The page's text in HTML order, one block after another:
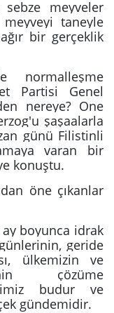
sebze meyveler
meyveyi taneyle
bir gerçeklik
normalleşme
Partisi Genel
nereye? One
şaşaalarla
günü Filistinli
varan bir
konuştu.
öne çıkanlar
ay boyunca idrak
geride
ülkemizin ve
çözüme
budur ve
gündemidir.